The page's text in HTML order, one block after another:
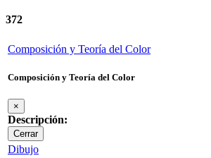
372
Composición y Teoría del Color
Composición y Teoría del Color
×
Descripción:
Cerrar
Dibujo